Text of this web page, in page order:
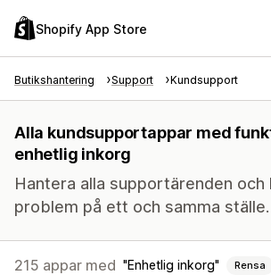
Shopify App Store
Butikshantering Support Kundsupport
Alla kundsupportappar med
enhetlig inkorg
Hantera alla supportärenden och
problem på ett och samma ställe.
215 appar med Enhetlig inkorg Rensa